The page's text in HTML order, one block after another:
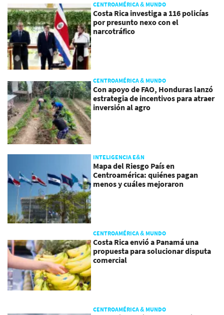
CENTROAMÉRICA & MUNDO
Costa Rica investiga a 116 policías
por presunto nexo con el
narcotráfico
CENTROAMÉRICA & MUNDO
Con apoyo de FAO, Honduras lanzó
estrategia de incentivos para atraer
inversión al agro
INTELIGENCIA E&N
Mapa del Riesgo País en
Centroamérica: quiénes pagan
menos y cuáles mejoraron
CENTROAMÉRICA & MUNDO
Costa Rica envió a Panamá una
propuesta para solucionar disputa
comercial
CENTROAMÉRICA & MUNDO